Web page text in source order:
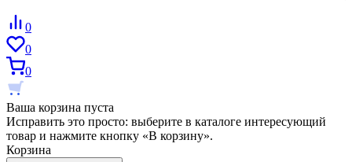
0
0
0
Ваша корзина пуста
Исправить это просто: выберите в каталоге интересующий
товар и нажмите кнопку «В корзину».
Корзина